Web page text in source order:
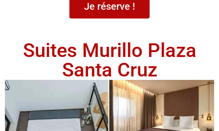
Je réserve !
Suites Murillo Plaza
Santa Cruz